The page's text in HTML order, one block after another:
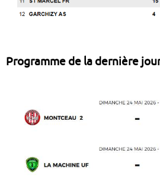
Programme de la dernière